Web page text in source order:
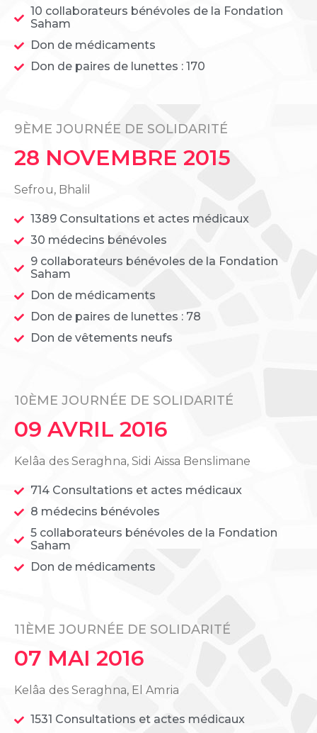
10 collaborateurs bénévoles de la Fondation
Saham
Don de médicaments
Don de paires de lunettes : 170
9ÈME JOURNÉE DE SOLIDARITÉ
28 NOVEMBRE 2015
Sefrou, Bhalil
1389 Consultations et actes médicaux
30 médecins bénévoles
9 collaborateurs bénévoles de la Fondation
Saham
Don de médicaments
Don de paires de lunettes : 78
Don de vêtements neufs
10ÈME JOURNÉE DE SOLIDARITÉ
09 AVRIL 2016
Kelâa des Seraghna, Sidi Aissa Benslimane
714 Consultations et actes médicaux
8 médecins bénévoles
5 collaborateurs bénévoles de la Fondation
Saham
Don de médicaments
11ÈME JOURNÉE DE SOLIDARITÉ
07 MAI 2016
Kelâa des Seraghna, El Amria
1531 Consultations et actes médicaux